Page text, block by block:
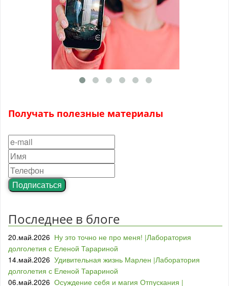
Получать полезные материалы
Подписаться
Последнее в блоге
20.май.2026 Ну это точно не про меня! |Лаборатория
долголетия с Еленой Тарариной
14.май.2026 Удивительная жизнь Марлен |Лаборатория
долголетия с Еленой Тарариной
06.май.2026 Осуждение себя и магия Отпускания |